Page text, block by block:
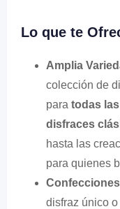
Lo que te
Amplia
colección de
para todas
disfraces
hasta las
para quienes
disfraz único